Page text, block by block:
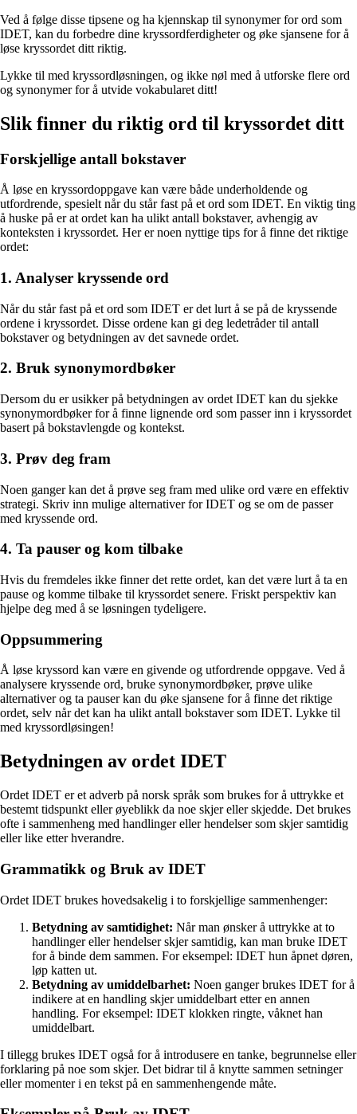
Ved å følge disse tipsene og ha kjennskap til synonymer for ord som
IDET, kan du forbedre dine kryssordferdigheter og øke sjansene for å
løse kryssordet ditt riktig.
Lykke til med kryssordløsningen, og ikke nøl med å utforske flere ord
og synonymer for å utvide vokabularet ditt!
Slik finner du riktig ord til kryssordet ditt
Forskjellige antall bokstaver
Å løse en kryssordoppgave kan være både underholdende og
utfordrende, spesielt når du står fast på et ord som IDET. En viktig ting
å huske på er at ordet kan ha ulikt antall bokstaver, avhengig av
konteksten i kryssordet. Her er noen nyttige tips for å finne det riktige
ordet:
1. Analyser kryssende ord
Når du står fast på et ord som IDET er det lurt å se på de kryssende
ordene i kryssordet. Disse ordene kan gi deg ledetråder til antall
bokstaver og betydningen av det savnede ordet.
2. Bruk synonymordbøker
Dersom du er usikker på betydningen av ordet IDET kan du sjekke
synonymordbøker for å finne lignende ord som passer inn i kryssordet
basert på bokstavlengde og kontekst.
3. Prøv deg fram
Noen ganger kan det å prøve seg fram med ulike ord være en effektiv
strategi. Skriv inn mulige alternativer for IDET og se om de passer
med kryssende ord.
4. Ta pauser og kom tilbake
Hvis du fremdeles ikke finner det rette ordet, kan det være lurt å ta en
pause og komme tilbake til kryssordet senere. Friskt perspektiv kan
hjelpe deg med å se løsningen tydeligere.
Oppsummering
Å løse kryssord kan være en givende og utfordrende oppgave. Ved å
analysere kryssende ord, bruke synonymordbøker, prøve ulike
alternativer og ta pauser kan du øke sjansene for å finne det riktige
ordet, selv når det kan ha ulikt antall bokstaver som IDET. Lykke til
med kryssordløsingen!
Betydningen av ordet IDET
Ordet IDET er et adverb på norsk språk som brukes for å uttrykke et
bestemt tidspunkt eller øyeblikk da noe skjer eller skjedde. Det brukes
ofte i sammenheng med handlinger eller hendelser som skjer samtidig
eller like etter hverandre.
Grammatikk og Bruk av IDET
Ordet IDET brukes hovedsakelig i to forskjellige sammenhenger:
Betydning av samtidighet: Når man ønsker å uttrykke at to
handlinger eller hendelser skjer samtidig, kan man bruke IDET
for å binde dem sammen. For eksempel: IDET hun åpnet døren,
løp katten ut.
Betydning av umiddelbarhet: Noen ganger brukes IDET for å
indikere at en handling skjer umiddelbart etter en annen
handling. For eksempel: IDET klokken ringte, våknet han
umiddelbart.
I tillegg brukes IDET også for å introdusere en tanke, begrunnelse eller
forklaring på noe som skjer. Det bidrar til å knytte sammen setninger
eller momenter i en tekst på en sammenhengende måte.